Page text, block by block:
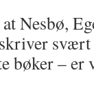
Nesbø,
bøker – er